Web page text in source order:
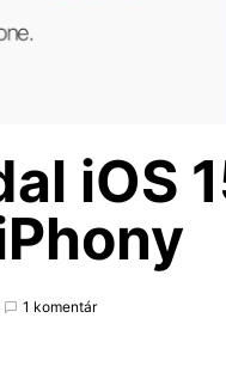
iOS
1 komentár